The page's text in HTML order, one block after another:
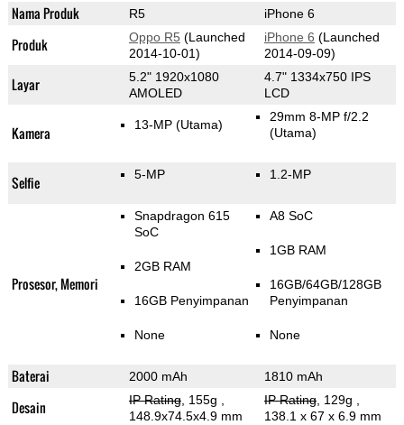
Nama Produk R5 iPhone 6
Produk Oppo R5 (Launched
2014-10-01)
iPhone 6 (Launched
2014-09-09)
Layar
5.2" 1920x1080
AMOLED
4.7" 1334x750 IPS
LCD
Kamera 13-MP (Utama)
29mm 8-MP f/2.2
(Utama)
Selfie 5-MP 1.2-MP
Prosesor, Memori
Snapdragon 615
SoC
2GB RAM
16GB Penyimpanan
None
A8 SoC
1GB RAM
16GB/64GB/128GB
Penyimpanan
None
Baterai 2000 mAh 1810 mAh
Desain IP Rating, 155g
148.9x74.5x4.9 mm
IP Rating, 129g
138.1 x 67 x 6.9 mm